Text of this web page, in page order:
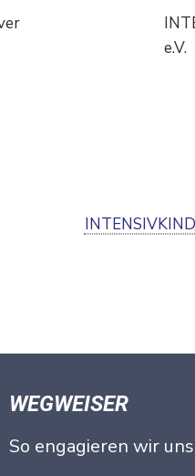
e.V.
WEGWEISER
So engagieren wir uns